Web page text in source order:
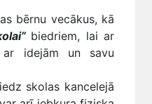
bērnu vecākus, kā
biedriem, lai ar
ar idejām un savu
skolas kancelejā